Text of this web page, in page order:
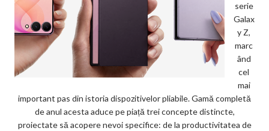
serie
Galax
y Z,
marc
ând
cel
mai
important pas din istoria dispozitivelor pliabile. Gamă completă
de anul acesta aduce pe piață trei concepte distincte,
proiectate să acopere nevoi specifice: de la productivitatea de